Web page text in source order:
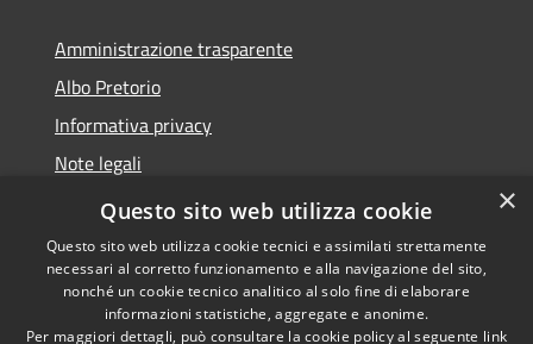
Amministrazione trasparente
Albo Pretorio
Informativa privacy
Note legali
Dichiarazione di accessibilità
Copyright © 2026 • Comune di
×
Questo sito web utilizza cookie
Questo sito web utilizza cookie tecnici e assimilati strettamente
necessari al corretto funzionamento e alla navigazione del sito,
nonché un cookie tecnico analitico al solo fine di elaborare
informazioni statistiche, aggregate e anonime.
Per maggiori dettagli, può consultare la cookie policy al seguente link